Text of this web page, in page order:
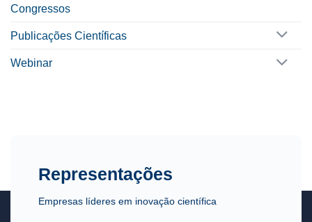
Congressos
Publicações Científicas
Webinar
Representações
Empresas líderes em inovação científica